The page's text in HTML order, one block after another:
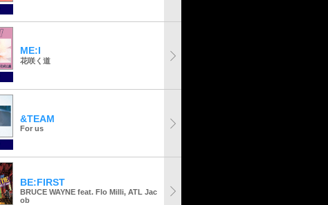
ME:I
花咲く道
&TEAM
For us
BE:FIRST
BRUCE WAYNE feat. Flo Milli, ATL Jac
ob